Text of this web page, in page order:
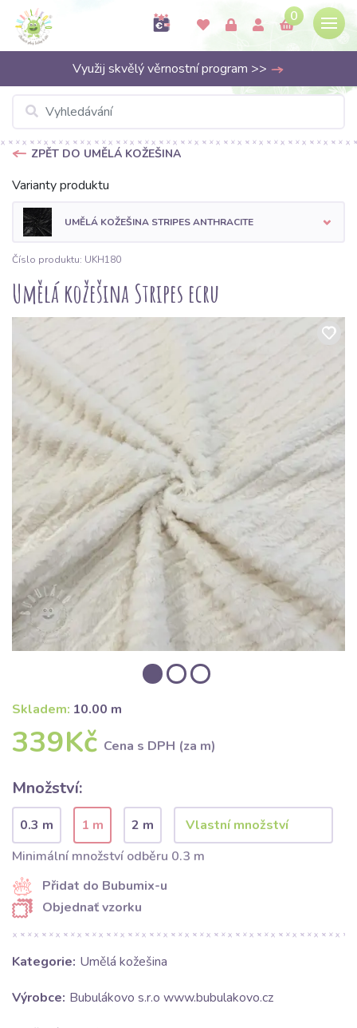
0
Využij skvělý věrnostní program >>
ZPĚT DO UMĚLÁ KOŽEŠINA
Varianty produktu
UMĚLÁ KOŽEŠINA STRIPES ANTHRACITE
Číslo produktu: UKH180
Umělá kožešina Stripes ecru
Skladem: 10.00 m
339Kč Cena s DPH (za m)
Množství:
0.3 m 1 m
2 m
Minimální množství odběru 0.3 m
Přidat do Bubumix-u
Objednať vzorku
Kategorie: Umělá kožešina
Výrobce: Bubulákovo s.r.o www.bubulakovo.cz